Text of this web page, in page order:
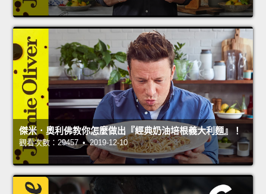
傑米．奧利佛教你怎麼做出『經典奶油培根義大利麵』！
觀看次數：29457 • 2019-12-10